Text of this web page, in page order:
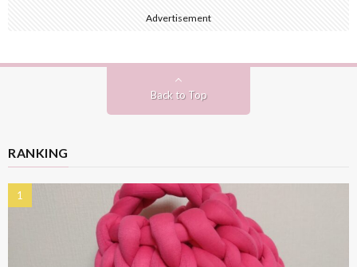
Advertisement
Back to Top
RANKING